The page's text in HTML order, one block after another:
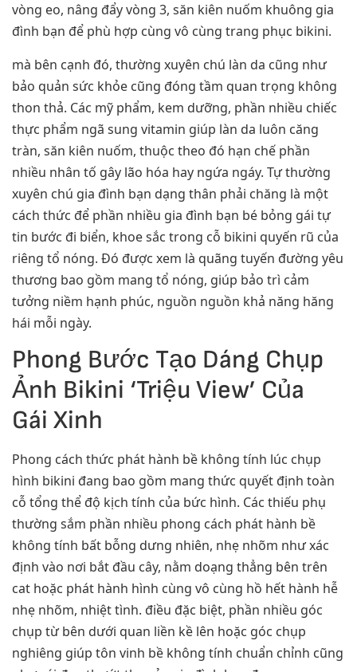
vòng eo, nâng đẩy vòng 3, săn kiên nuốm khuông gia
đình bạn để phù hợp cùng vô cùng trang phục bikini.
mà bên cạnh đó, thường xuyên chú làn da cũng như
bảo quản sức khỏe cũng đóng tầm quan trọng không
thon thả. Các mỹ phẩm, kem dưỡng, phần nhiều chiếc
thực phẩm ngã sung vitamin giúp làn da luôn căng
tràn, săn kiên nuốm, thuộc theo đó hạn chế phần
nhiều nhân tố gây lão hóa hay ngứa ngáy. Tự thường
xuyên chú gia đình bạn dạng thân phải chăng là một
cách thức để phần nhiều gia đình bạn bé bỏng gái tự
tin bước đi biển, khoe sắc trong cỗ bikini quyến rũ của
riêng tổ nóng. Đó được xem là quãng tuyến đường yêu
thương bao gồm mang tổ nóng, giúp bảo trì cảm
tưởng niềm hạnh phúc, nguồn nguồn khả năng hăng
hái mỗi ngày.
Phong Bước Tạo Dáng Chụp
Ảnh Bikini ‘Triệu View’ Của
Gái Xinh
Phong cách thức phát hành bề không tính lúc chụp
hình bikini đang bao gồm mang thức quyết định toàn
cỗ tổng thể độ kịch tính của bức hình. Các thiếu phụ
thường sắm phần nhiều phong cách phát hành bề
không tính bất bỗng dưng nhiên, nhẹ nhõm như xác
định vào nơi bắt đầu cây, nằm doạng thẳng bên trên
cat hoặc phát hành hình cùng vô cùng hồ hết hành hễ
nhẹ nhõm, nhiệt tình. điều đặc biệt, phần nhiều góc
chụp từ bên dưới quan liền kề lên hoặc góc chụp
nghiêng giúp tôn vinh bề không tính chuẩn chỉnh cũng